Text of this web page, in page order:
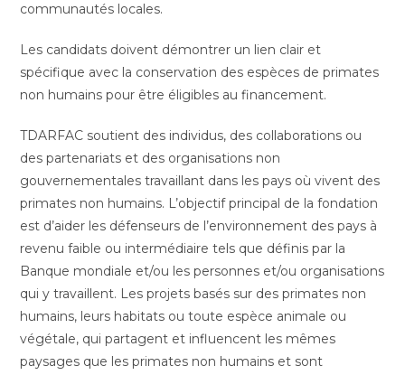
communautés locales.
Les candidats doivent démontrer un lien clair et
spécifique avec la conservation des espèces de primates
non humains pour être éligibles au financement.
TDARFAC soutient des individus, des collaborations ou
des partenariats et des organisations non
gouvernementales travaillant dans les pays où vivent des
primates non humains. L’objectif principal de la fondation
est d’aider les défenseurs de l’environnement des pays à
revenu faible ou intermédiaire tels que définis par la
Banque mondiale et/ou les personnes et/ou organisations
qui y travaillent. Les projets basés sur des primates non
humains, leurs habitats ou toute espèce animale ou
végétale, qui partagent et influencent les mêmes
paysages que les primates non humains et sont